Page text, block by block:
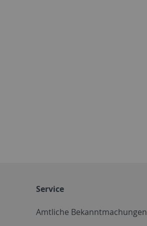
Service
Amtliche Bekanntmachungen